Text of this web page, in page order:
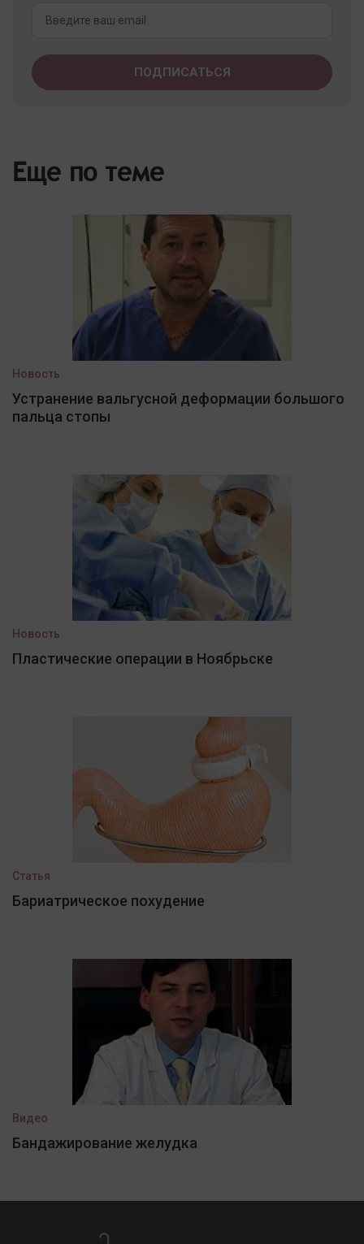
Еще по теме
Новость
Устранение вальгусной деформации большого
пальца стопы
Новость
Пластические операции в Ноябрьске
Статья
Бариатрическое похудение
Видео
Бандажирование желудка